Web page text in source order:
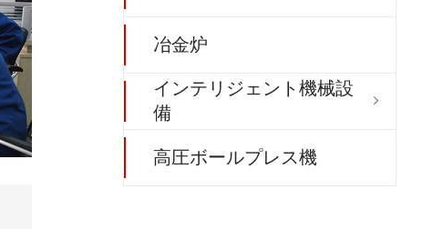
冶金炉
インテリジェント機械設
備

高圧ボールプレス機